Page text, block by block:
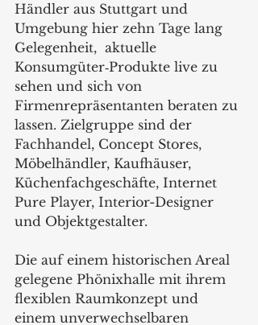
Händler aus Stuttgart und
Umgebung hier zehn Tage lang
Gelegenheit,  aktuelle
Konsumgüter‐Produkte live zu
sehen und sich von
Firmenrepräsentanten beraten zu
lassen. Zielgruppe sind der
Fachhandel, Concept Stores,
Möbelhändler, Kaufhäuser,
Küchenfachgeschäfte, Internet
Pure Player, Interior-Designer
und Objektgestalter.
Die auf einem historischen Areal
gelegene Phönixhalle mit ihrem
flexiblen Raumkonzept und
einem unverwechselbaren